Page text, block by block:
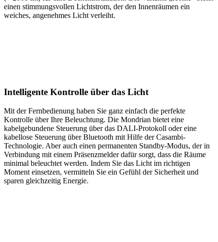
einen stimmungsvollen Lichtstrom, der den Innenräumen ein
weiches, angenehmes Licht verleiht.
Intelligente Kontrolle über das Licht
Mit der Fernbedienung haben Sie ganz einfach die perfekte
Kontrolle über Ihre Beleuchtung. Die Mondrian bietet eine
kabelgebundene Steuerung über das DALI-Protokoll oder eine
kabellose Steuerung über Bluetooth mit Hilfe der Casambi-
Technologie. Aber auch einen permanenten Standby-Modus, der in
Verbindung mit einem Präsenzmelder dafür sorgt, dass die Räume
minimal beleuchtet werden. Indem Sie das Licht im richtigen
Moment einsetzen, vermitteln Sie ein Gefühl der Sicherheit und
sparen gleichzeitig Energie.